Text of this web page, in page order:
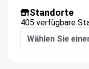
Standorte
405 verfügbare
Wählen Sie